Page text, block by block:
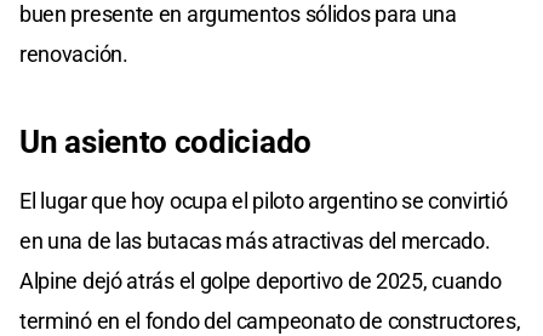
buen presente en argumentos sólidos para una
renovación.
Un asiento codiciado
El lugar que hoy ocupa el piloto argentino se convirtió
en una de las butacas más atractivas del mercado.
Alpine dejó atrás el golpe deportivo de 2025, cuando
terminó en el fondo del campeonato de constructores,